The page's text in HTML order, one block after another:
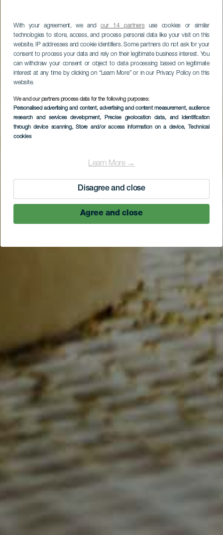
With your agreement, we andour 14 partnersuse cookies or similar
technologies to store, access, and process personal data like your visit on this
website, IP addresses and cookie identifiers. Some partners do not ask for your
consent to process your data and rely on their legitimate business interest. You
can withdraw your consent or object to data processing based on legitimate
interest at any time by clicking on “Learn More” or in our Privacy Policy on this
website.
We and our partners process data for the following purposes:
Personalised advertising and content, advertising and content measurement, audience
research and services development, Precise geolocation data, and identification
through device scanning, Store and/or access information on a device, Technical
cookies
Learn More →
Disagree and close
Agree and close